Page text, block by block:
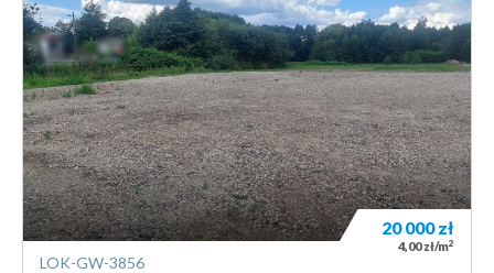
LOK-GW-3856
20 000zł
4,00 zł/m2